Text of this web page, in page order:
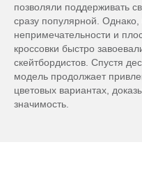
позволяли поддерживать
сразу популярной. Однако,
непримечательности и
кроссовки быстро
скейтбордистов. Спустя
модель продолжает
цветовых вариантах,
значимость.